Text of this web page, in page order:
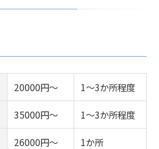
20000円～ 1～3か所程度
35000円～ 1～3か所程度
26000円～ 1か所